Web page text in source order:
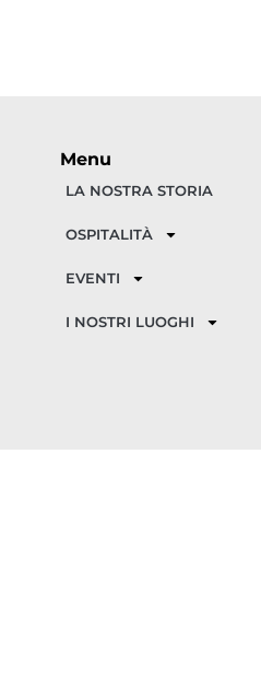
Menu
LA NOSTRA STORIA
OSPITALITÀ
EVENTI
I NOSTRI LUOGHI